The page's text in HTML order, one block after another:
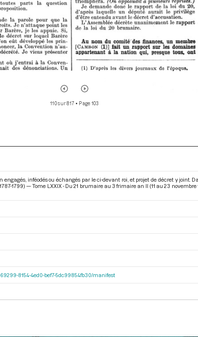
110 sur 817 • Page 103
inféodés ou échangés par le ci-devant roi, et projet de décret y joint.
1799) — Tome LXXIX - Du 21 brumaire au 3 frimaire an II (11 au 23 novembre
8154-4ed0-bef7-5dc99854fb30/manifest